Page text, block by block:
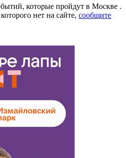
которые пройдут в Москве .
нет на сайте, сообщите